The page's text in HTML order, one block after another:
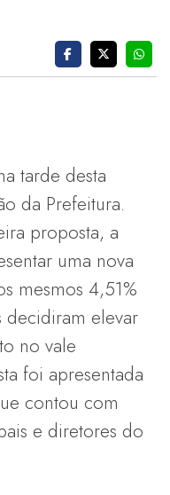
tarde desta
da Prefeitura.
proposta, a
uma nova
mesmos 4,51%
decidiram elevar
no vale
foi apresentada
contou com
e diretores do